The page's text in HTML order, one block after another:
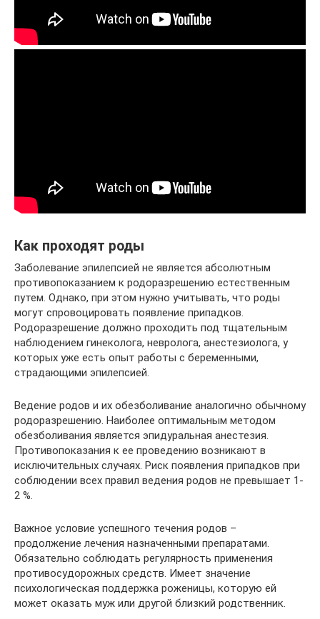
Как проходят роды
Заболевание эпилепсией не является абсолютным
противопоказанием к родоразрешению естественным
путем. Однако, при этом нужно учитывать, что роды
могут спровоцировать появление припадков.
Родоразрешение должно проходить под тщательным
наблюдением гинеколога, невролога, анестезиолога, у
которых уже есть опыт работы с беременными,
страдающими эпилепсией.
Ведение родов и их обезболивание аналогично обычному
родоразрешению. Наиболее оптимальным методом
обезболивания является эпидуральная анестезия.
Противопоказания к ее проведению возникают в
исключительных случаях. Риск появления припадков при
соблюдении всех правил ведения родов не превышает 1-
2 %.
Важное условие успешного течения родов –
продолжение лечения назначенными препаратами.
Обязательно соблюдать регулярность применения
противосудорожных средств. Имеет значение
психологическая поддержка роженицы, которую ей
может оказать муж или другой близкий родственник.